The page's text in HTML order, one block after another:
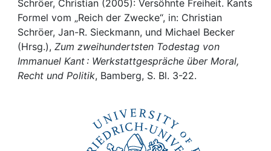
Awards
My FIS
Schröer, Christian (2005): Versöhnte Freiheit. Kants
Formel vom „Reich der Zwecke“, in: Christian
Schröer, Jan-R. Sieckmann, und Michael Becker
(Hrsg.), Zum zweihundertsten Todestag von
Immanuel Kant : Werkstattgespräche über Moral,
Recht und Politik, Bamberg, S. Bl. 3-22.